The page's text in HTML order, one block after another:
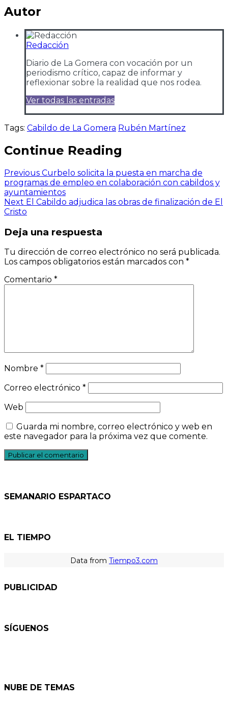
Autor
Redacción
Diario de La Gomera con vocación por un
periodismo crítico, capaz de informar y
reflexionar sobre la realidad que nos rodea.
Ver todas las entradas
Tags: Cabildo de La Gomera Rubén Martínez
Continue Reading
Previous Curbelo solicita la puesta en marcha de
programas de empleo en colaboración con cabildos y
ayuntamientos
Next El Cabildo adjudica las obras de finalización de El
Cristo
Deja una respuesta
Tu dirección de correo electrónico no será publicada.
Los campos obligatorios están marcados con *
Comentario *
Nombre *
Correo electrónico *
Web
Guarda mi nombre, correo electrónico y web en
este navegador para la próxima vez que comente.
SEMANARIO ESPARTACO
EL TIEMPO
Data from Tiempo3.com
PUBLICIDAD
SÍGUENOS
NUBE DE TEMAS